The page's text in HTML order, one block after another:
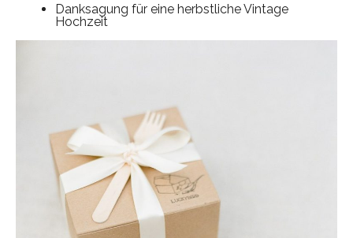
Danksagung für eine herbstliche Vintage
Hochzeit